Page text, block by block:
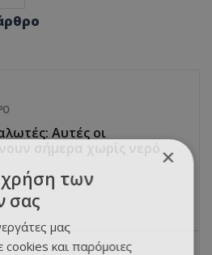
Αυτές οι
×
των
σας
μας
cookies και παρόμοιες